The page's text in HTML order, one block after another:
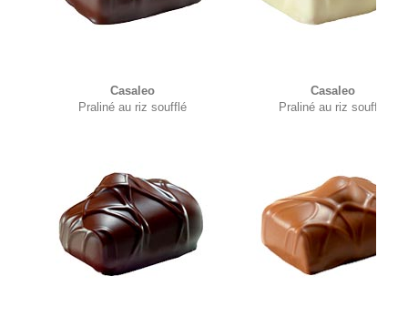
Casaleo
Praliné au riz soufflé
Casaleo
Praliné au riz soufflé